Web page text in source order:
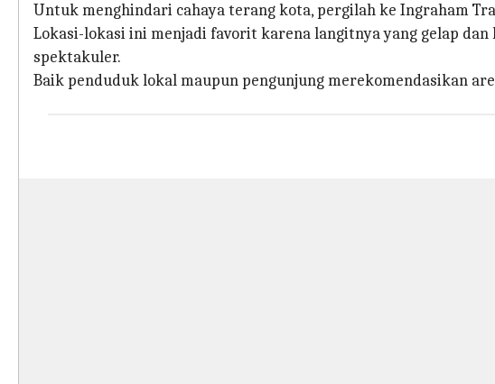
Untuk menghindari cahaya terang kota, pergilah ke Ingraham
Lokasi-lokasi ini menjadi favorit karena langitnya yang gelap
spektakuler.
Baik penduduk lokal maupun pengunjung merekomendasikan